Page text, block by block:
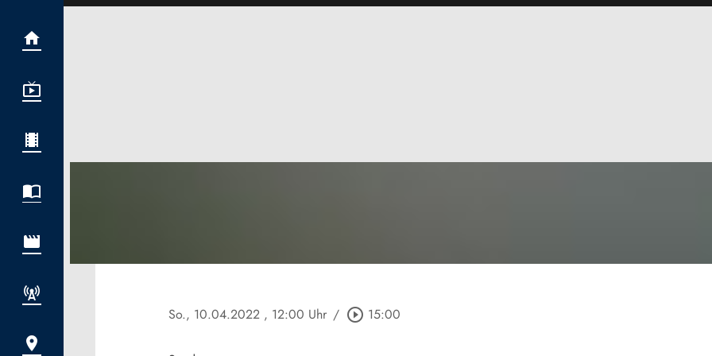
So., 10.04.2022 , 12:00 Uhr / play_circle_outline 15:00